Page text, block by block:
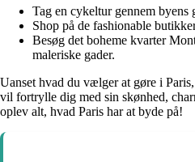
Tag en cykeltur gennem byens
Shop på de fashionable
Besøg det boheme kvarter
maleriske gader.
Uanset hvad du vælger at gøre i
vil fortrylle dig med sin skønhed,
oplev alt, hvad Paris har at byde på!